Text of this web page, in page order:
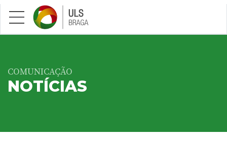
Saltar para conteúdo principal
COMUNICAÇÃO
NOTÍCIAS